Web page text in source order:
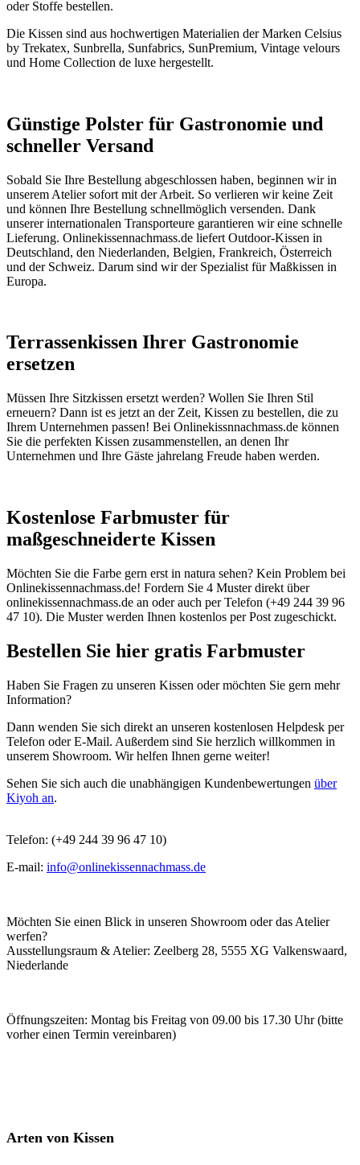
oder Stoffe bestellen.
Die Kissen sind aus hochwertigen Materialien der Marken Celsius
by Trekatex, Sunbrella, Sunfabrics, SunPremium, Vintage velours
und Home Collection de luxe hergestellt.
Günstige Polster für Gastronomie und
schneller Versand
Sobald Sie Ihre Bestellung abgeschlossen haben, beginnen wir in
unserem Atelier sofort mit der Arbeit. So verlieren wir keine Zeit
und können Ihre Bestellung schnellmöglich versenden. Dank
unserer internationalen Transporteure garantieren wir eine schnelle
Lieferung. Onlinekissennachmass.de liefert Outdoor-Kissen in
Deutschland, den Niederlanden, Belgien, Frankreich, Österreich
und der Schweiz. Darum sind wir der Spezialist für Maßkissen in
Europa.
Terrassenkissen Ihrer Gastronomie
ersetzen
Müssen Ihre Sitzkissen ersetzt werden? Wollen Sie Ihren Stil
erneuern? Dann ist es jetzt an der Zeit, Kissen zu bestellen, die zu
Ihrem Unternehmen passen! Bei Onlinekissnnachmass.de können
Sie die perfekten Kissen zusammenstellen, an denen Ihr
Unternehmen und Ihre Gäste jahrelang Freude haben werden.
Kostenlose Farbmuster für
maßgeschneiderte Kissen
Möchten Sie die Farbe gern erst in natura sehen? Kein Problem bei
Onlinekissennachmass.de! Fordern Sie 4 Muster direkt über
onlinekissennachmass.de an oder auch per Telefon (+49 244 39 96
47 10). Die Muster werden Ihnen kostenlos per Post zugeschickt.
Bestellen Sie hier gratis Farbmuster
Haben Sie Fragen zu unseren Kissen oder möchten Sie gern mehr
Information?
Dann wenden Sie sich direkt an unseren kostenlosen Helpdesk per
Telefon oder E-Mail. Außerdem sind Sie herzlich willkommen in
unserem Showroom. Wir helfen Ihnen gerne weiter!
Sehen Sie sich auch die unabhängigen Kundenbewertungen über
Kiyoh an.
Telefon: (+49 244 39 96 47 10)
E-mail: info@onlinekissennachmass.de
Möchten Sie einen Blick in unseren Showroom oder das Atelier
werfen?
Ausstellungsraum & Atelier: Zeelberg 28, 5555 XG Valkenswaard,
Niederlande
Öffnungszeiten: Montag bis Freitag von 09.00 bis 17.30 Uhr (bitte
vorher einen Termin vereinbaren)
Arten von Kissen